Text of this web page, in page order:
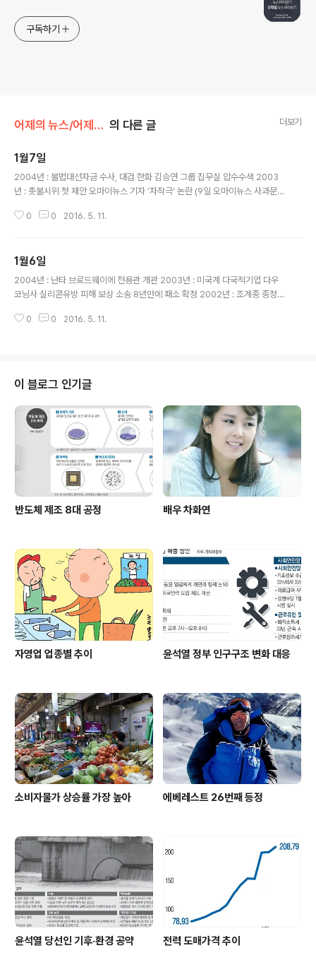
구독하기
어제의 뉴스/어제의 오늘 의 다른 글 더보기
1월7일
2004년 : 불법대선자금 수사, 대검 한화 김승연 그룹 집무실 압수수색 2003
년 : 촛불시위 첫 제안 오마이뉴스 기자 '자작극' 논란 (9일 오마이뉴스 사과문
955년 : 중학교, 고등학교 분리 결정 1950년 : 중국 국민당정부 대만으로 후퇴
원 설립 1895년 : 홍범14조 선언, 근대국가체제를 갖춘 최초의 헌법 1839년 :
프랑스 다게르, 사진기 발명
0 0 2016. 5. 11.
1월6일
2004년 : 난타 브로드웨이에 전용관 개관 2003년 : 미국계 다국적기업 다우
코닝사 실리콘유방 피해 보상 소송 8년만에 패소 확정 2002년 : 조계종 종정
무용수 루돌프 누레예프 사망 1930년 : 최초의 우리말 사전 간행 1926년 : 조
칼릴 지브란 출생 1822년 : 고고학자 슐리만 출생 1412년 : 프랑스 성녀 잔 다
르크 출생 1402년 : 조선, 과거시험에 무과..
0 0 2016. 5. 11.
이 블로그 인기글
반도체 제조 8대 공정 배우 차화연
자영업 업종별 추이 윤석열 정부 인구구조 변화 대응
소비자물가 상승률 가장 높아 에베레스트 26번째 등정
윤석열 당선인 기후·환경 공약 전력 도매가격 추이